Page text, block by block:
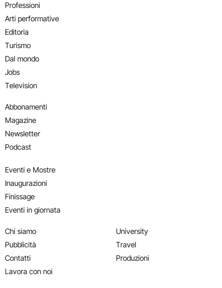
Professioni
Arti performative
Editoria
Turismo
Dal mondo
Jobs
Television
Abbonamenti
Magazine
Newsletter
Podcast
Eventi e Mostre
Inaugurazioni
Finissage
Eventi in giornata
Chi siamo
Pubblicità
Contatti
Lavora con noi
University
Travel
Produzioni